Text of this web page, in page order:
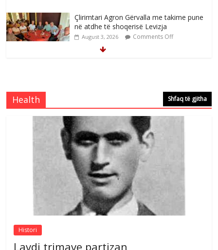
Çlirimtari Agron Gërvalla me takime pune
në atdhe të shoqerisë Levizja
August 3, 2026 Comments Off
Comments Off
S’mbaj inat me asnjëri -Ganimete Jakupi
poete e respektuar
August 3, 2026 Comments Off
Nga Elmije Ajazi e nderuar
August 5, 2026 Comments Off
Health Shfaq të gjitha
Histori
Lavdi trimave partizan